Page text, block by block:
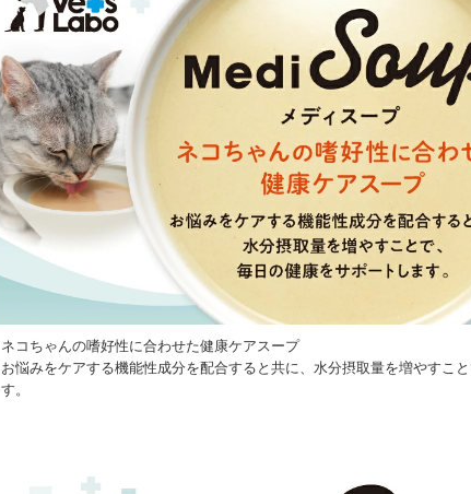
ネコちゃんの嗜好性に合わせた健康ケアスープ
お悩みをケアする機能性成分を配合すると共に、水分摂取量を増やすこ
す。